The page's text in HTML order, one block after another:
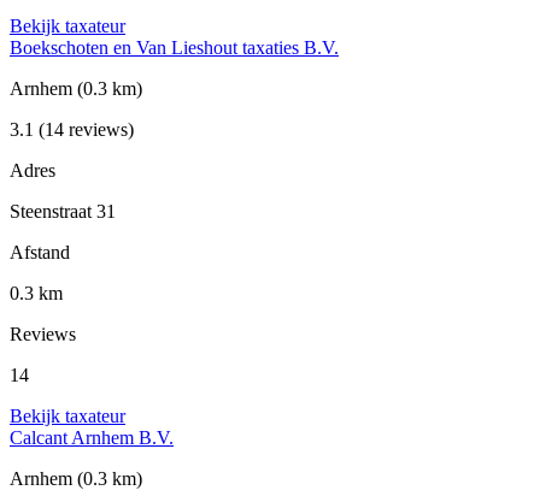
Bekijk taxateur
Boekschoten en Van Lieshout taxaties B.V.
Arnhem (0.3 km)
3.1 (14 reviews)
Adres
Steenstraat 31
Afstand
0.3 km
Reviews
14
Bekijk taxateur
Calcant Arnhem B.V.
Arnhem (0.3 km)